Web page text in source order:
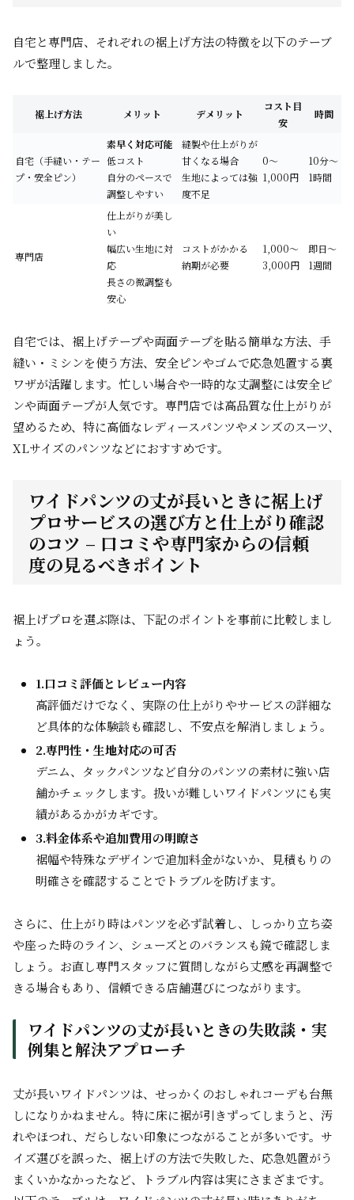
自宅と専門店、それぞれの裾上げ方法の特徴を以下のテーブ
ルで整理しました。
裾上げ方法 メリット デメリット
コスト目
安
時間
自宅（手縫い・テー
プ・安全ピン）
素早く対応可能
低コスト
自分のペースで
調整しやすい
縫製や仕上がりが
甘くなる場合
生地によっては強
度不足
0〜
1,000円
10分〜
1時間
専門店
仕上がりが美し
い
幅広い生地に対
応
長さの微調整も
安心
コストがかかる
納期が必要
1,000〜
3,000円
即日〜
1週間
自宅では、裾上げテープや両面テープを貼る簡単な方法、手
縫い・ミシンを使う方法、安全ピンやゴムで応急処置する裏
ワザが活躍します。忙しい場合や一時的な丈調整には安全ピ
ンや両面テープが人気です。専門店では高品質な仕上がりが
望めるため、特に高価なレディースパンツやメンズのスーツ、
XLサイズのパンツなどにおすすめです。
ワイドパンツの丈が長いときに裾上げ
プロサービスの選び方と仕上がり確認
のコツ – 口コミや専門家からの信頼
度の見るべきポイント
裾上げプロを選ぶ際は、下記のポイントを事前に比較しまし
ょう。
1.口コミ評価とレビュー内容
高評価だけでなく、実際の仕上がりやサービスの詳細な
ど具体的な体験談も確認し、不安点を解消しましょう。
2.専門性・生地対応の可否
デニム、タックパンツなど自分のパンツの素材に強い店
舗かチェックします。扱いが難しいワイドパンツにも実
績があるかがカギです。
3.料金体系や追加費用の明瞭さ
裾幅や特殊なデザインで追加料金がないか、見積もりの
明確さを確認することでトラブルを防げます。
さらに、仕上がり時はパンツを必ず試着し、しっかり立ち姿
や座った時のライン、シューズとのバランスも鏡で確認しま
しょう。お直し専門スタッフに質問しながら丈感を再調整で
きる場合もあり、信頼できる店舗選びにつながります。
ワイドパンツの丈が長いときの失敗談・実
例集と解決アプローチ
丈が長いワイドパンツは、せっかくのおしゃれコーデも台無
しになりかねません。特に床に裾が引きずってしまうと、汚
れやほつれ、だらしない印象につながることが多いです。サ
イズ選びを誤った、裾上げの方法で失敗した、応急処置がう
まくいかなかったなど、トラブル内容は実にさまざまです。